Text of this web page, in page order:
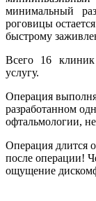
минимальный
роговицы
быстрому
Всего 16
услугу.
Операция
разработанном
офтальмологии,
Операция длится
после операции!
ощущение